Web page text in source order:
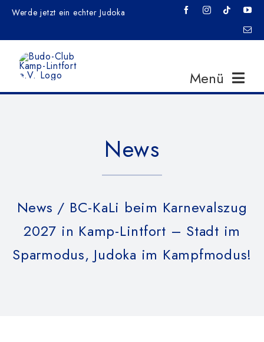
Zum
springen
Werde jetzt ein echter Judoka
Menü
Veranstaltungen
Training
News
News / BC-KaLi beim Karnevalszug
2027 in Kamp-Lintfort – Stadt im
Sparmodus, Judoka im Kampfmodus!